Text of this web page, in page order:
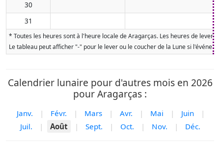
30
31
* Toutes les heures sont à l'heure locale de Aragarças. Les heures de
Le tableau peut afficher "-" pour le lever ou le coucher de la Lune si
Calendrier lunaire pour d'autres mois en 2026
pour Aragarças :
Janv. | Févr. | Mars | Avr. | Mai | Juin
|
Juil.
| Août | Sept. | Oct. | Nov. | Déc.